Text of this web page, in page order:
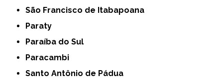
São Francisco de Itabapoana
Paraty
Paraíba do Sul
Paracambi
Santo Antônio de Pádua